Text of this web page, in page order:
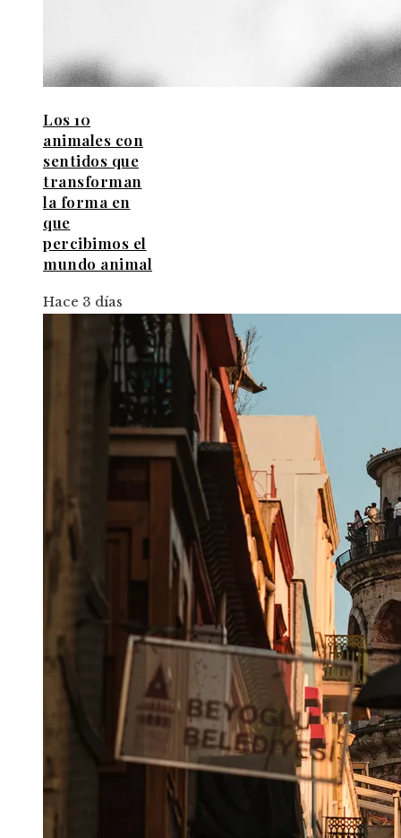
Los 10
animales con
sentidos que
transforman
la forma en
que
percibimos el
mundo animal
Hace 3 días